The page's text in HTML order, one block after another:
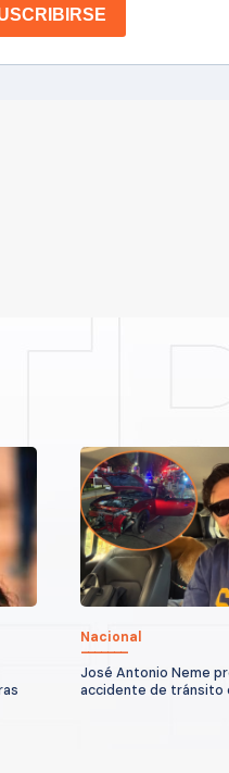
Nacional
José Antonio Neme
accidente de tránsito